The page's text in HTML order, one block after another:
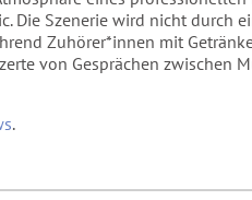
Die Szenerie wird nicht durch
Zuhörer*innen mit
von Gesprächen zwischen
.